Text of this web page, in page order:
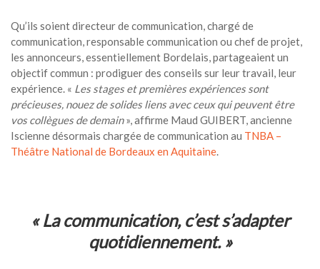
Qu’ils soient directeur de communication, chargé de
communication, responsable communication ou chef de projet,
les annonceurs, essentiellement Bordelais, partageaient un
objectif commun : prodiguer des conseils sur leur travail, leur
expérience. « Les stages et premières expériences sont
précieuses, nouez de solides liens avec ceux qui peuvent être
vos collègues de demain», affirme Maud GUIBERT, ancienne
Iscienne désormais chargée de communication au TNBA –
Théâtre National de Bordeaux en Aquitaine
«La communication, c’est s’adapter
quotidiennement. »